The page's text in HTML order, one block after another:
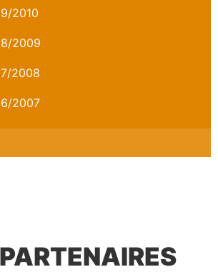
2010
2009
2008
2007
PARTENAIRES